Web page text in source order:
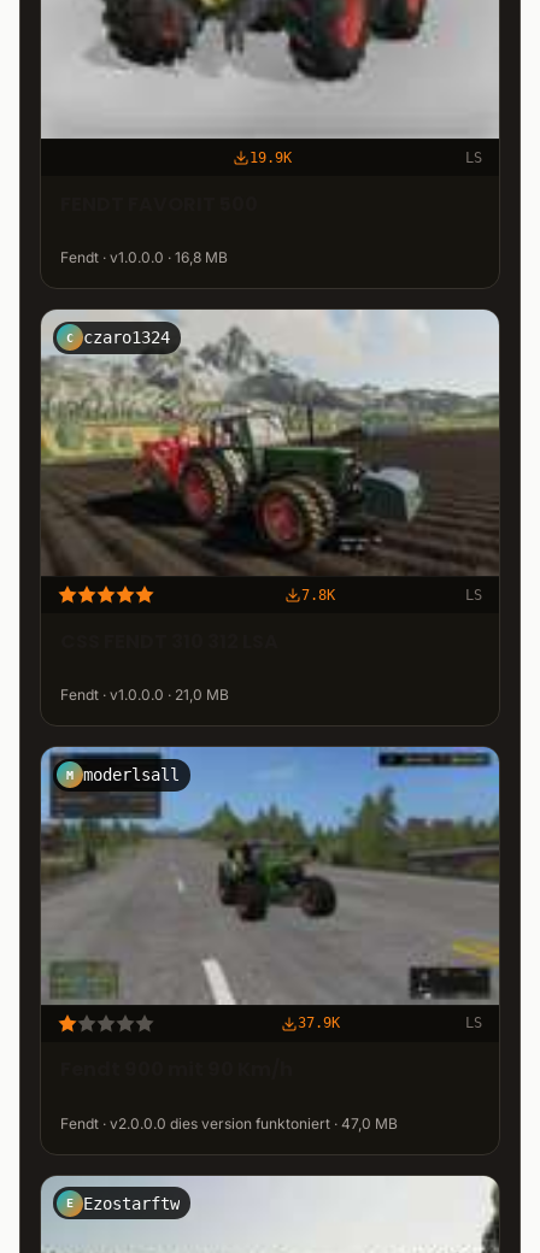
19.9K LS
Fendt · v1.0.0.0 · 16,8 MB
C czaro1324
7.8K LS
Fendt · v1.0.0.0 · 21,0 MB
M moderlsall
37.9K LS
Fendt · v2.0.0.0 dies version funktoniert · 47,0 MB
E Ezostarftw